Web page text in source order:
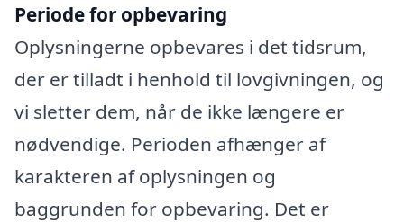
Periode for opbevaring
Oplysningerne opbevares i det tidsrum,
der er tilladt i henhold til lovgivningen, og
vi sletter dem, når de ikke længere er
nødvendige. Perioden afhænger af
karakteren af oplysningen og
baggrunden for opbevaring. Det er